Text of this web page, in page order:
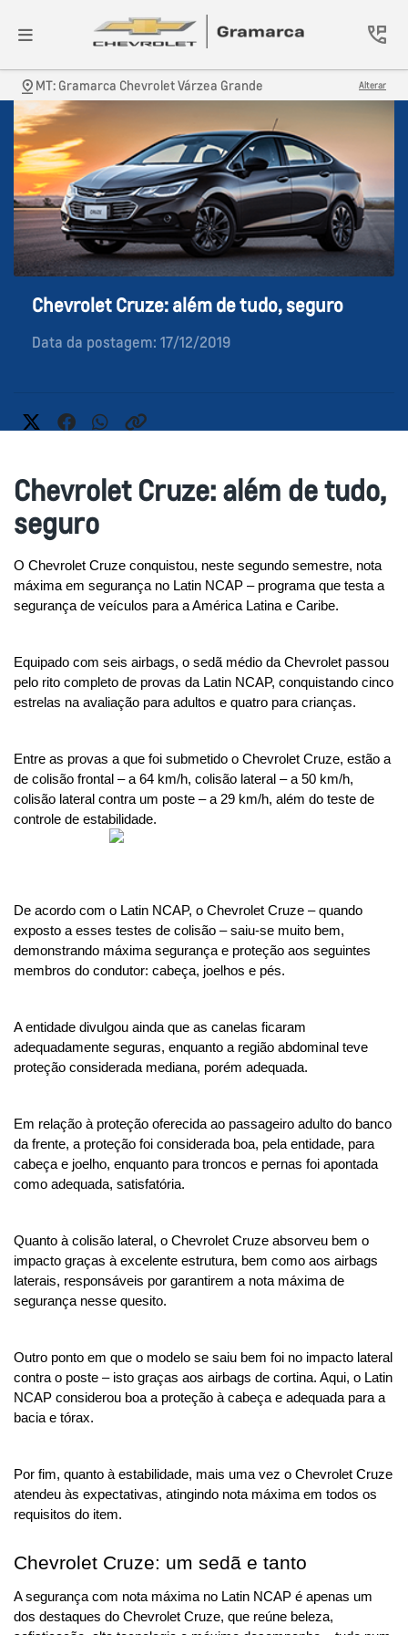
MT: Gramarca Chevrolet Várzea Grande Alterar
Chevrolet Cruze: além de tudo, seguro
Data da postagem: 17/12/2019
Chevrolet Cruze: além de tudo,
seguro
O Chevrolet Cruze conquistou, neste segundo semestre, nota
máxima em segurança no Latin NCAP – programa que testa a
segurança de veículos para a América Latina e Caribe.
Equipado com seis airbags, o sedã médio da Chevrolet passou
pelo rito completo de provas da Latin NCAP, conquistando cinco
estrelas na avaliação para adultos e quatro para crianças.
Entre as provas a que foi submetido o Chevrolet Cruze, estão a
de colisão frontal – a 64 km/h, colisão lateral – a 50 km/h,
colisão lateral contra um poste – a 29 km/h, além do teste de
controle de estabilidade.
De acordo com o Latin NCAP, o Chevrolet Cruze – quando
exposto a esses testes de colisão – saiu-se muito bem,
demonstrando máxima segurança e proteção aos seguintes
membros do condutor: cabeça, joelhos e pés.
A entidade divulgou ainda que as canelas ficaram
adequadamente seguras, enquanto a região abdominal teve
proteção considerada mediana, porém adequada.
Em relação à proteção oferecida ao passageiro adulto do banco
da frente, a proteção foi considerada boa, pela entidade, para
cabeça e joelho, enquanto para troncos e pernas foi apontada
como adequada, satisfatória.
Quanto à colisão lateral, o Chevrolet Cruze absorveu bem o
impacto graças à excelente estrutura, bem como aos airbags
laterais, responsáveis por garantirem a nota máxima de
segurança nesse quesito.
Outro ponto em que o modelo se saiu bem foi no impacto lateral
contra o poste – isto graças aos airbags de cortina. Aqui, o Latin
NCAP considerou boa a proteção à cabeça e adequada para a
bacia e tórax.
Por fim, quanto à estabilidade, mais uma vez o Chevrolet Cruze
atendeu às expectativas, atingindo nota máxima em todos os
requisitos do item.
Chevrolet Cruze: um sedã e tanto
A segurança com nota máxima no Latin NCAP é apenas um
dos destaques do Chevrolet Cruze, que reúne beleza,